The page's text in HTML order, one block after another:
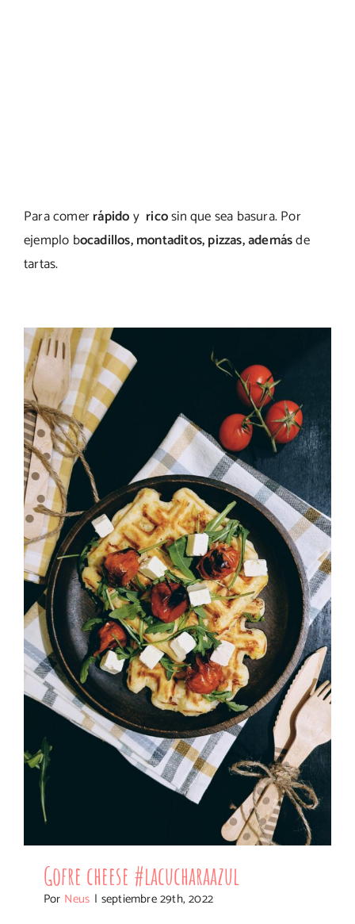
Para comerrápidoy ricosin que sea basura. Por
ejemplo bocadillos, montaditos, pizzas, ademásde
tartas.
Gofre cheese #lacucharaazul
Gofre cheese #lacucharaazul
Por Neus | septiembre 29th, 2022